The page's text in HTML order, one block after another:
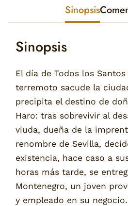
Sinopsis
Sinopsis
El día de Todos los Santos
terremoto sacude la
precipita el destino de
Haro: tras sobrevivir al
viuda, dueña de la
renombre de Sevilla,
existencia, hace caso a
horas más tarde, se
Montenegro, un joven
y empleado en su